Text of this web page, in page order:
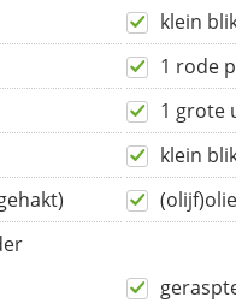
klein
1 rode
1 grote
klein
(olijf)olie